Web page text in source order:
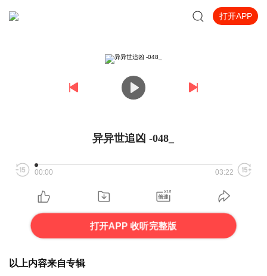
打开APP
异异世追凶 -048_
00:00 03:22
打开APP 收听完整版
以上内容来自专辑